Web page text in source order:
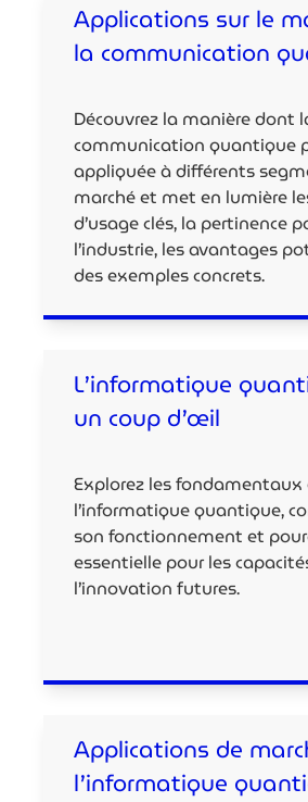
Applications sur le
la communication
Découvrez la manière dont
communication quantique
appliquée à différents
marché et met en lumière
d’usage clés, la pertinence
l’industrie, les avantages
des exemples concrets.
L’informatique
un coup d’œil
Explorez les fondamentaux
l’informatique quantique,
son fonctionnement et
essentielle pour les
l’innovation futures.
Applications de
l’informatique